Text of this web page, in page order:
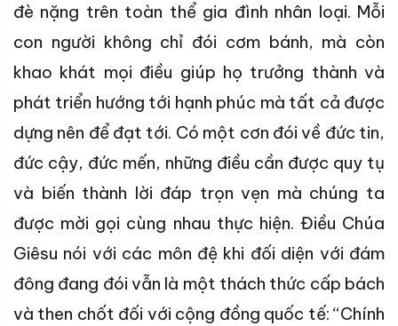
đè nặng trên toàn thể gia đình nhân loại. Mỗi
con người không chỉ đói cơm bánh, mà còn
khao khát mọi điều giúp họ trưởng thành và
phát triển hướng tới hạnh phúc mà tất cả được
dựng nên để đạt tới. Có một cơn đói về đức tin,
đức cậy, đức mến, những điều cần được quy tụ
và biến thành lời đáp trọn vẹn mà chúng ta
được mời gọi cùng nhau thực hiện. Điều Chúa
Giêsu nói với các môn đệ khi đối diện với đám
đông đang đói vẫn là một thách thức cấp bách
và then chốt đối với cộng đồng quốc tế: “Chính